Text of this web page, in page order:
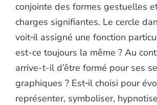
conjointe des formes gestuelles
charges signifiantes. Le cercle
voit‑il assigné une fonction
est-ce toujours la même ? Au
arrive-t-il d’être formé pour ses
graphiques ? Est‑il choisi pour
représenter, symboliser,